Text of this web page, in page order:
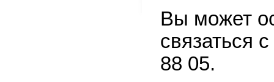
Вы может
связаться
88 05.